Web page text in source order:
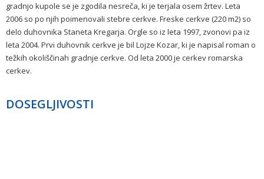
gradnjo kupole se je zgodila nesreča, ki je terjala osem žrtev. Leta
2006 so po njih poimenovali stebre cerkve. Freske cerkve (220 m2) so
delo duhovnika Staneta Kregarja. Orgle so iz leta 1997, zvonovi pa iz
leta 2004. Prvi duhovnik cerkve je bil Lojze Kozar, ki je napisal roman o
težkih okoliščinah gradnje cerkve. Od leta 2000 je cerkev romarska
cerkev.
DOSEGLJIVOSTI